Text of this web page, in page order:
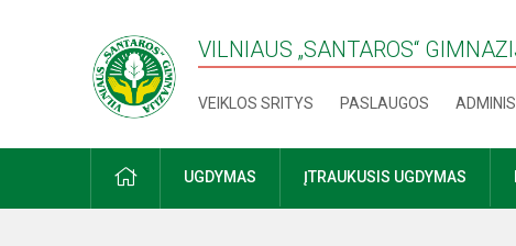
VILNIAUS „SANTAROS“
VEIKLOS SRITYS PASLAUGOS
PRADŽIAUGDYMAS ĮTRAUKUSIS UGDYMAS